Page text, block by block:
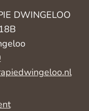
DWINGELOO